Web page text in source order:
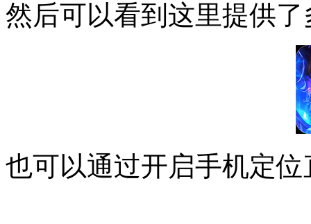
然后可以看到这里提供
也可以通过开启手机定